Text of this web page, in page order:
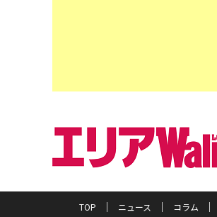
TOP ニュース コラム